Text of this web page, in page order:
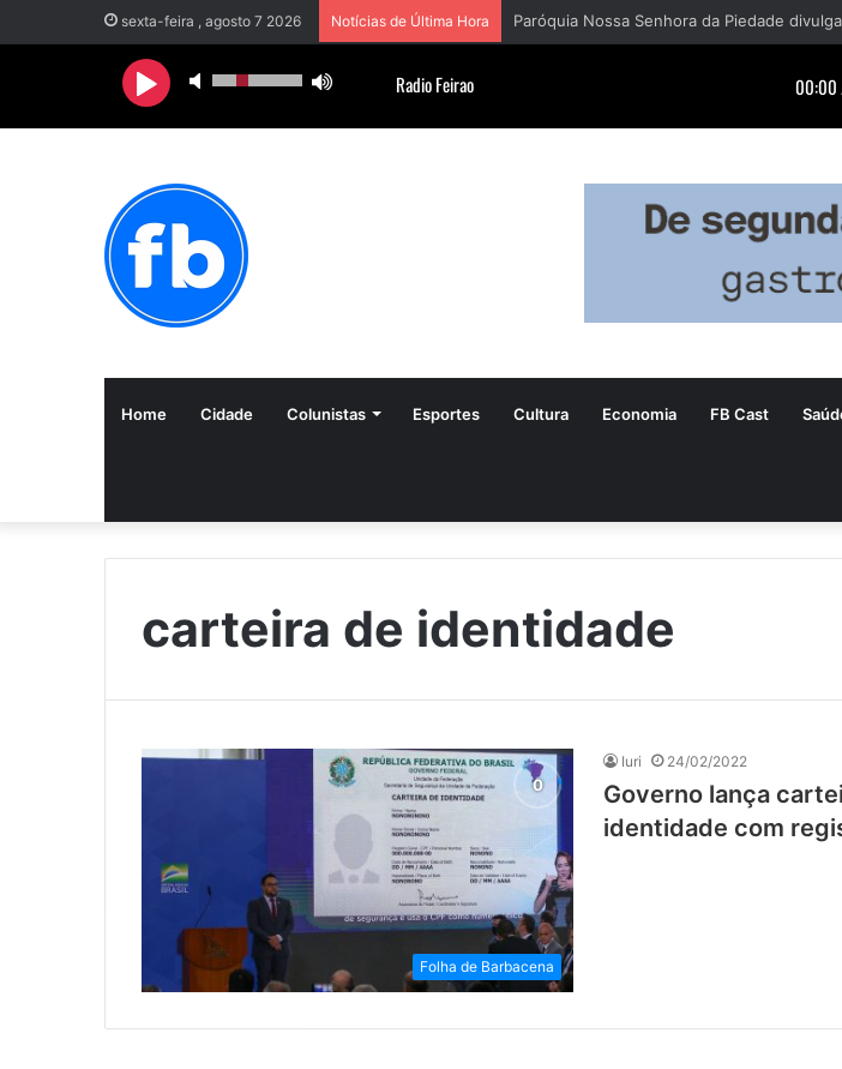
sexta-feira , agosto 7 2026 Notícias de Última Hora
Home Cidade Colunistas Esportes Cultura Economia FB Cast
carteira de identidade
Folha de Barbacena
Iuri 24/02/2022
Governo lança
identidade com